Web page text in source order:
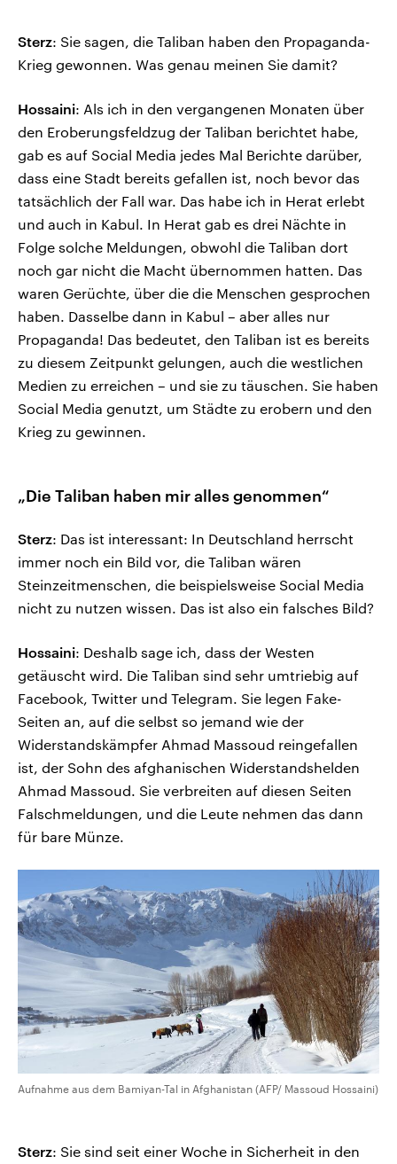
Sterz: Sie sagen, die Taliban haben den Propaganda-
Krieg gewonnen. Was genau meinen Sie damit?
Hossaini: Als ich in den vergangenen Monaten über
den Eroberungsfeldzug der Taliban berichtet habe,
gab es auf Social Media jedes Mal Berichte darüber,
dass eine Stadt bereits gefallen ist, noch bevor das
tatsächlich der Fall war. Das habe ich in Herat erlebt
und auch in Kabul. In Herat gab es drei Nächte in
Folge solche Meldungen, obwohl die Taliban dort
noch gar nicht die Macht übernommen hatten. Das
waren Gerüchte, über die die Menschen gesprochen
haben. Dasselbe dann in Kabul – aber alles nur
Propaganda! Das bedeutet, den Taliban ist es bereits
zu diesem Zeitpunkt gelungen, auch die westlichen
Medien zu erreichen – und sie zu täuschen. Sie haben
Social Media genutzt, um Städte zu erobern und den
Krieg zu gewinnen.
„Die Taliban haben mir alles genommen“
Sterz: Das ist interessant: In Deutschland herrscht
immer noch ein Bild vor, die Taliban wären
Steinzeitmenschen, die beispielsweise Social Media
nicht zu nutzen wissen. Das ist also ein falsches Bild?
Hossaini: Deshalb sage ich, dass der Westen
getäuscht wird. Die Taliban sind sehr umtriebig auf
Facebook, Twitter und Telegram. Sie legen Fake-
Seiten an, auf die selbst so jemand wie der
Widerstandskämpfer Ahmad Massoud reingefallen
ist, der Sohn des afghanischen Widerstandshelden
Ahmad Massoud. Sie verbreiten auf diesen Seiten
Falschmeldungen, und die Leute nehmen das dann
für bare Münze.
Aufnahme aus dem Bamiyan-Tal in Afghanistan (AFP/ Massoud Hossaini)
Sterz: Sie sind seit einer Woche in Sicherheit in den